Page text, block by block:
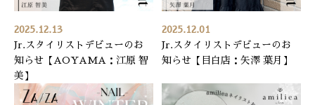
2025.12.13
Jr.スタイリストデビューのお
知らせ【AOYAMA：江原 智
美】
2025.12.01
Jr.スタイリストデビューのお
知らせ【目白店：矢澤 葉月】